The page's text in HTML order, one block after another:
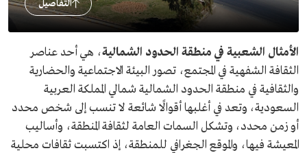
التفاصيل
الأمثال الشعبية في منطقة الحدود الشمالية، هي أحد عناصر
الثقافة الشفهية في المجتمع، تصور البيئة الاجتماعية والحضارية
والثقافية في منطقة الحدود الشمالية شمالي المملكة العربية
السعودية، وتعد في أغلبها أقوالًا شائعة لا تنسب إلى شخص محدد
أو زمن محدد، وتشكل السمات العامة لثقافة المنطقة، وأساليب
المعيشة فيها، والموقع الجغرافي للمنطقة، إذ اكتسبت ثقافات محلية